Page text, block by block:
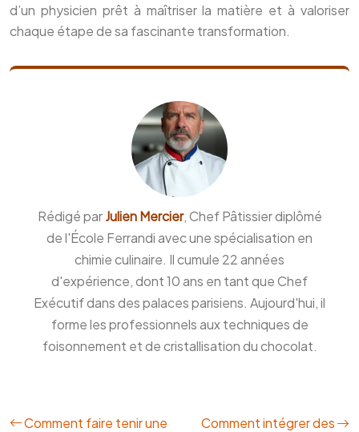
d’un physicien prêt à maîtriser la matière et à valoriser
chaque étape de sa fascinante transformation.
Rédigé parJulien Mercier, Chef Pâtissier diplômé
de l'École Ferrandi avec une spécialisation en
chimie culinaire. Il cumule 22 années
d'expérience, dont 10 ans en tant que Chef
Exécutif dans des palaces parisiens. Aujourd'hui, il
forme les professionnels aux techniques de
foisonnement et de cristallisation du chocolat.
Comment faire tenir une
Comment intégrer des